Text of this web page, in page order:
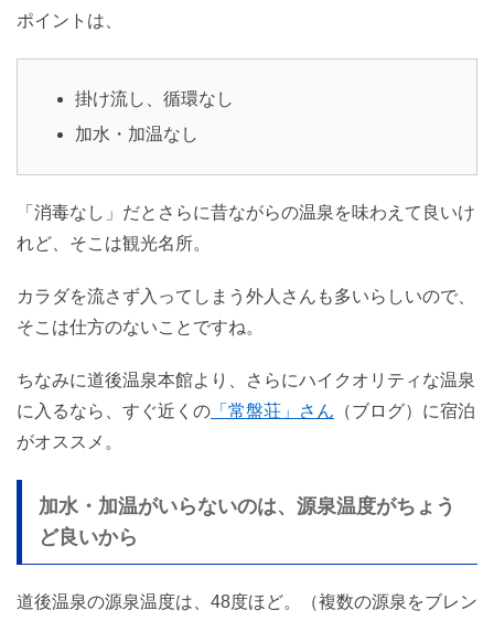
ポイントは、
掛け流し、循環なし
加水・加温なし
「消毒なし」だとさらに昔ながらの温泉を味わえて良いけ
れど、そこは観光名所。
カラダを流さず入ってしまう外人さんも多いらしいので、
そこは仕方のないことですね。
ちなみに道後温泉本館より、さらにハイクオリティな温泉
に入るなら、すぐ近くの 「常盤荘」さん （ブログ）に宿泊
がオススメ。
加水・加温がいらないのは、源泉温度がちょう
ど良いから
道後温泉の源泉温度は、48度ほど。（複数の源泉をブレン